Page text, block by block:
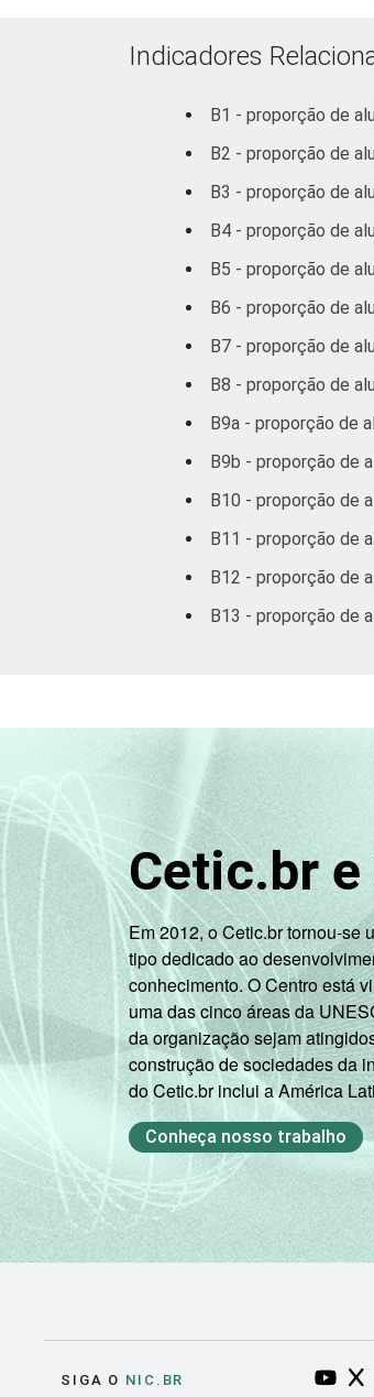
Base: 2 472 alunos
alternativa "sim".
Fonte: NIC.br - set/dez
Indicadores
B1 - proporção de
B2 - proporção de
B3 - proporção de
B4 - proporção de
B5 - proporção de
B6 - proporção de
B7 - proporção de
B8 - proporção de
B9a - proporção de
B9b - proporção de
B10 - proporção de
B11 - proporção de
B12 - proporção de
B13 - proporção de
Cetic.br e
Em 2012, o Cetic.br tornou-se
tipo dedicado ao
conhecimento. O Centro está
uma das cinco áreas da
da organização sejam
construção de sociedades da
do Cetic.br inclui a América
Conheça nosso trabalho
SIGA O NIC.BR